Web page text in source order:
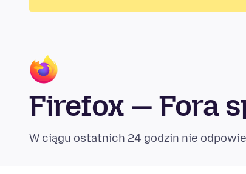
Firefox — Fora
W ciągu ostatnich 24 godzin nie